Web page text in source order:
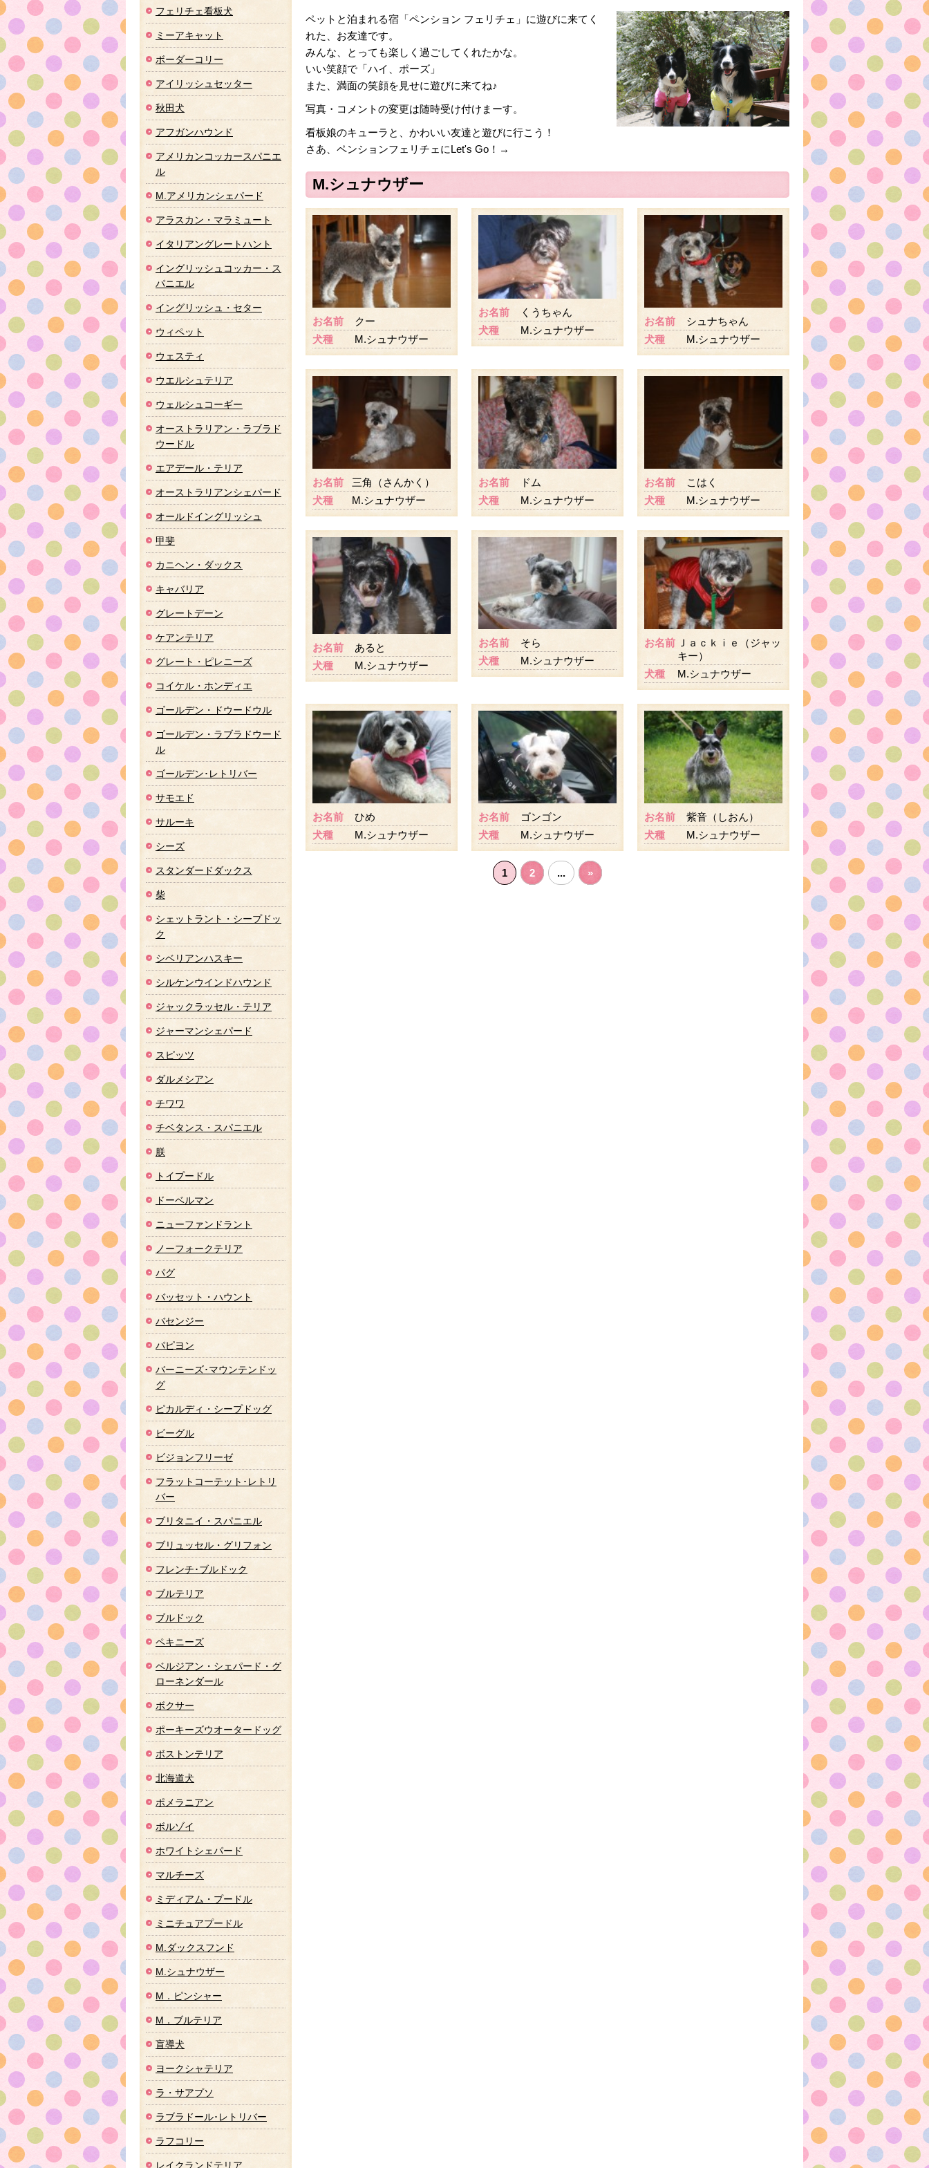
ペットと泊まれる宿「ペンション フェリチェ」に遊びに来てく
れた、お友達です。
みんな、とっても楽しく過ごしてくれたかな。
いい笑顔で「ハイ、ポーズ」
また、満面の笑顔を見せに遊びに来てね♪
写真・コメントの変更は随時受け付けまーす。
看板娘のキューラと、かわいい友達と遊びに行こう！
さあ、ペンションフェリチェにLet's Go！→
M.シュナウザー
お名前
クー
犬種
M.シュナウザー
お名前
くうちゃん
犬種
M.シュナウザー
お名前
シュナちゃん
犬種
M.シュナウザー
お名前
三角（さんかく）
犬種
M.シュナウザー
お名前
ドム
犬種
M.シュナウザー
お名前
こはく
犬種
M.シュナウザー
お名前
あると
犬種
M.シュナウザー
お名前
そら
犬種
M.シュナウザー
お名前 Ｊａｃｋｉｅ（ジャッ
キー）
犬種
M.シュナウザー
お名前
ひめ
犬種
M.シュナウザー
お名前
ゴンゴン
犬種
M.シュナウザー
お名前
紫音（しおん）
犬種
M.シュナウザー
1 2 ... »
フェリチェ看板犬
ミーアキャット
ボーダーコリー
アイリッシュセッター
秋田犬
アフガンハウンド
アメリカンコッカースパニエ
ル
M.アメリカンシェパード
アラスカン・マラミュート
イタリアングレートハント
イングリッシュコッカー・ス
パニエル
イングリッシュ・セター
ウィペット
ウェスティ
ウエルシュテリア
ウェルシュコーギー
オーストラリアン・ラブラド
ウードル
エアデール・テリア
オーストラリアンシェパード
オールドイングリッシュ
甲斐
カニヘン・ダックス
キャバリア
グレートデーン
ケアンテリア
グレート・ピレニーズ
コイケル・ホンディエ
ゴールデン・ドウードウル
ゴールデン・ラブラドウード
ル
ゴールデン･レトリバー
サモエド
サルーキ
シーズ
スタンダードダックス
柴
シェットラント・シープドッ
ク
シベリアンハスキー
シルケンウインドハウンド
ジャックラッセル・テリア
ジャーマンシェパード
スピッツ
ダルメシアン
チワワ
チベタンス・スパニエル
朕
トイプードル
ドーベルマン
ニューファンドラント
ノーフォークテリア
パグ
バッセット・ハウント
バセンジー
パピヨン
バーニーズ･マウンテンドッ
グ
ピカルディ・シープドッグ
ビーグル
ビジョンフリーゼ
フラットコーテット･レトリ
バー
ブリタニイ・スパニエル
ブリュッセル・グリフォン
フレンチ･ブルドック
ブルテリア
ブルドック
ペキニーズ
ベルジアン・シェパード・グ
ローネンダール
ボクサー
ポーキーズウオータードッグ
ボストンテリア
北海道犬
ポメラニアン
ボルゾイ
ホワイトシェパード
マルチーズ
ミディアム・プードル
ミニチュアプードル
M.ダックスフンド
M.シュナウザー
M．ピンシャー
M．ブルテリア
盲導犬
ヨークシャテリア
ラ・サアプソ
ラブラドール･レトリバー
ラフコリー
レイクランドテリア